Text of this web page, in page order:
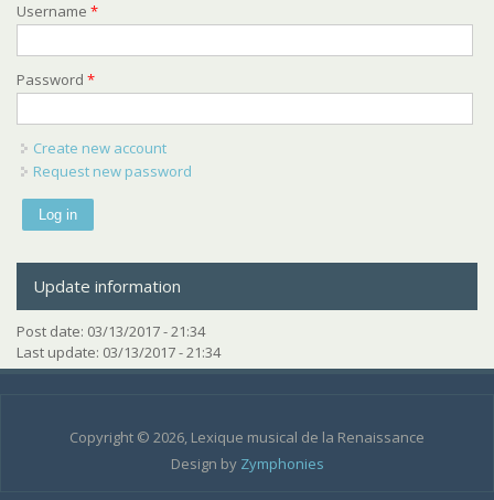
Username *
Password *
Create new account
Request new password
Update information
Post date: 03/13/2017 - 21:34
Last update: 03/13/2017 - 21:34
Copyright © 2026, Lexique musical de la Renaissance
Design by Zymphonies